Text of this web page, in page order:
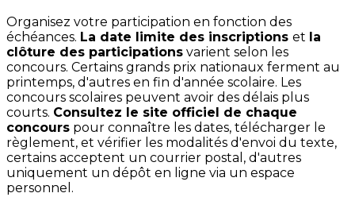
Organisez votre participation en fonction des
échéances. La date limite des inscriptions et la
clôture des participations varient selon les
concours. Certains grands prix nationaux ferment au
printemps, d'autres en fin d'année scolaire. Les
concours scolaires peuvent avoir des délais plus
courts. Consultez le site officiel de chaque
concours pour connaître les dates, télécharger le
règlement, et vérifier les modalités d'envoi du texte,
certains acceptent un courrier postal, d'autres
uniquement un dépôt en ligne via un espace
personnel.